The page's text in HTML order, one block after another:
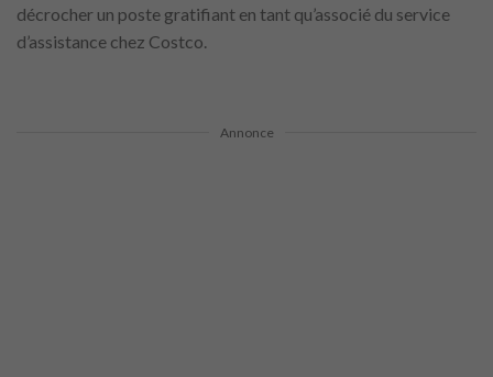
décrocher un poste gratifiant en tant qu’associé du service
d’assistance chez Costco.
Annonce